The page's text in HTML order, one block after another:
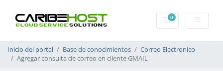
0Carrito
Inicio del portal Base de conocimientos
Correo Electronico
Agregar consulta de correo en cliente GMAIL